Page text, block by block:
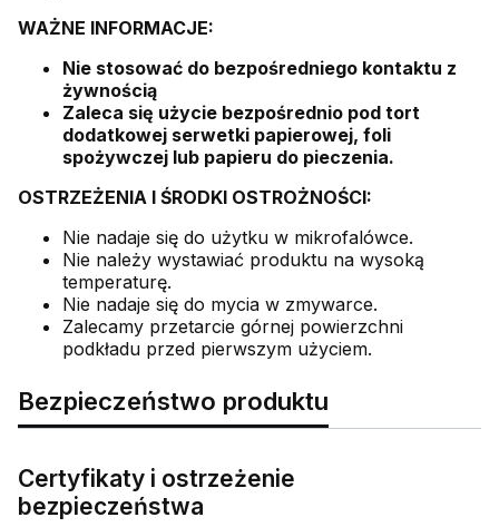
WAŻNE INFORMACJE:
Nie stosować do bezpośredniego kontaktu z
żywnością
Zaleca się użycie bezpośrednio pod tort
dodatkowej serwetki papierowej, foli
spożywczej lub papieru do pieczenia.
OSTRZEŻENIA I ŚRODKI OSTROŻNOŚCI:
Nie nadaje się do użytku w mikrofalówce.
Nie należy wystawiać produktu na wysoką
temperaturę.
Nie nadaje się do mycia w zmywarce.
Zalecamy przetarcie górnej powierzchni
podkładu przed pierwszym użyciem.
Bezpieczeństwo produktu
Certyfikaty i ostrzeżenie
bezpieczeństwa